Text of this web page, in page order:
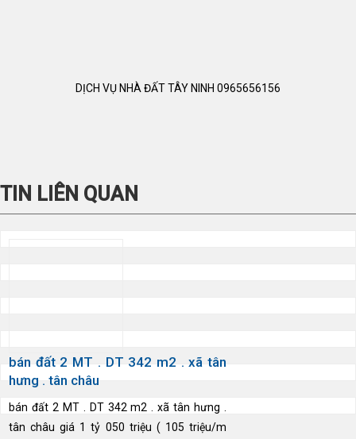
DỊCH VỤ NHÀ ĐẤT TÂY NINH 0965656156
TIN LIÊN QUAN
bán đất 2 MT . DT 342 m2 . xã tân
hưng . tân châu
bán đất 2 MT . DT 342 m2 . xã tân hưng .
tân châu giá 1 tỷ 050 triệu ( 105 triệu/m